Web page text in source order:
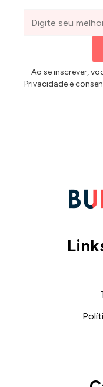
Ao se inscrever,
Privacidade e